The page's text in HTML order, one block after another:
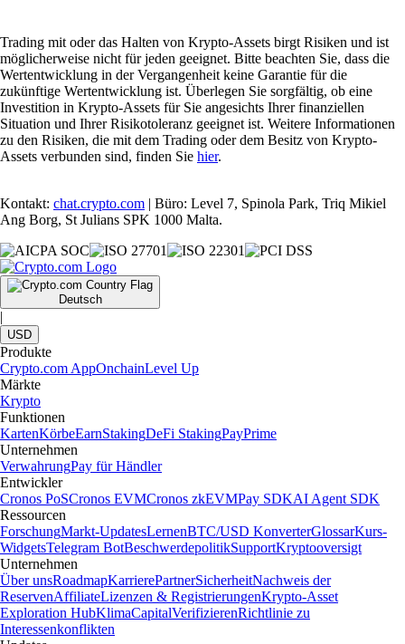
Trading mit oder das Halten von Krypto-Assets birgt Risiken und ist
möglicherweise nicht für jeden geeignet. Bitte beachten Sie, dass die
Wertentwicklung in der Vergangenheit keine Garantie für die
zukünftige Wertentwicklung ist. Überlegen Sie sorgfältig, ob eine
Investition in Krypto-Assets für Sie angesichts Ihrer finanziellen
Situation und Ihrer Risikotoleranz geeignet ist. Weitere Informationen
zu den Risiken, die mit dem Trading oder dem Besitz von Krypto-
Assets verbunden sind, finden Sie hier.
Kontakt: chat.crypto.com | Büro: Level 7, Spinola Park, Triq Mikiel
Ang Borg, St Julians SPK 1000 Malta.
Deutsch
|
USD
Produkte
Crypto.com AppOnchainLevel Up
Märkte
Krypto
Funktionen
KartenKörbeEarnStakingDeFi StakingPayPrime
Unternehmen
VerwahrungPay für Händler
Entwickler
Cronos PoSCronos EVMCronos zkEVMPay SDKAI Agent SDK
Ressourcen
ForschungMarkt-UpdatesLernenBTC/USD KonverterGlossarKurs-
WidgetsTelegram BotBeschwerdepolitikSupportKryptooversigt
Unternehmen
Über unsRoadmapKarrierePartnerSicherheitNachweis der
ReservenAffiliateLizenzen & RegistrierungenKrypto-Asset
Exploration HubKlimaCapitalVerifizierenRichtlinie zu
Interessenkonflikten